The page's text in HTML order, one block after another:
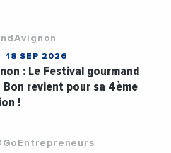
18 SEP 2026
: Le Festival gourmand
Bon revient pour sa 4ème
!